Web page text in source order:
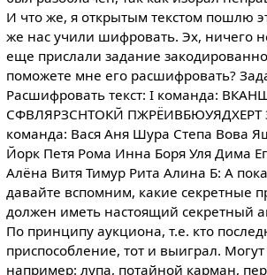
И что же, я открытым текстом пошлю
же нас учили шифровать. Эх, ничего
еще прислали задание
поможете мне его расшифровать?
Расшифровать текст: I команда:
СФВЛЯРЗСНТОКЙ
команда: Вася Аня Шура Степа Вова
Йорк Петя Рома Инна Боря Уля Дима
Алёна Витя Тимур Рита Алина Б: А
давайте вспомним, какие секретные
должен иметь настоящий секретный
По принципу аукциона, т.е. кто
приспособление, тот и выиграл.
например: лупа, потайной карман,